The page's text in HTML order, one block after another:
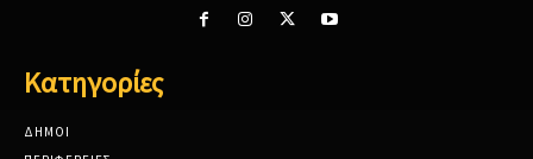
Κατηγορίες
ΔΗΜΟΙ